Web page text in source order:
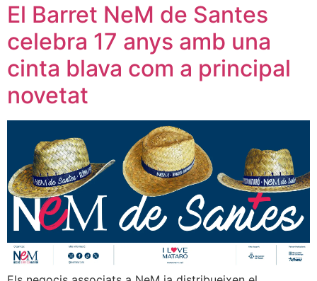
El Barret NeM de Santes
celebra 17 anys amb una
cinta blava com a principal
novetat